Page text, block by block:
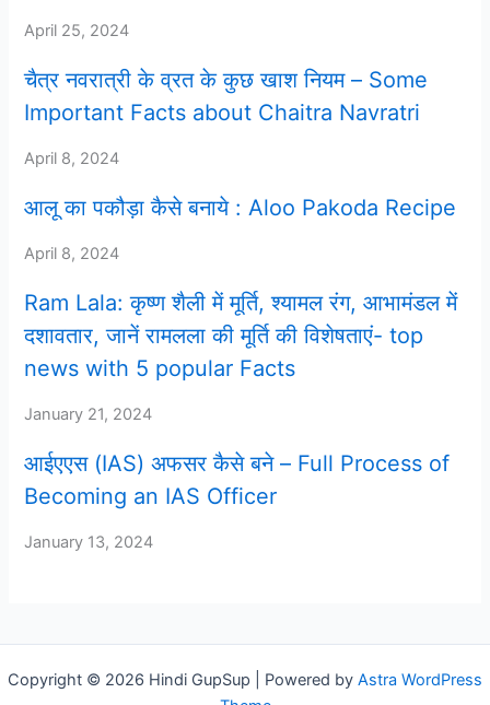
April 25, 2024
चैत्र नवरात्री के व्रत के कुछ खाश नियम – Some
Important Facts about Chaitra Navratri
April 8, 2024
आलू का पकौड़ा कैसे बनाये : Aloo Pakoda Recipe
April 8, 2024
Ram Lala: कृष्ण शैली में मूर्ति, श्यामल रंग, आभामंडल में
दशावतार, जानें रामलला की मूर्ति की विशेषताएं- top
news with 5 popular Facts
January 21, 2024
आईएएस (IAS) अफसर कैसे बने – Full Process of
Becoming an IAS Officer
January 13, 2024
Copyright © 2026 Hindi GupSup | Powered by Astra WordPress